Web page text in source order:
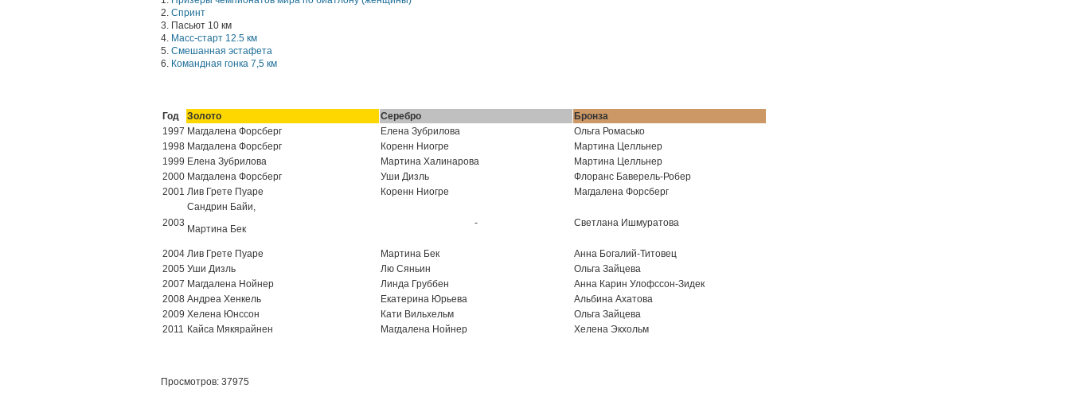
2. Спринт
3. Пасьют 10 км
4. Масс-старт 12.5 км
5. Смешанная эстафета
6. Командная гонка 7,5 км
Год Золото Серебро
Бронза
1997 Магдалена Форсберг Елена Зубрилова
Ольга Ромасько
1998 Магдалена Форсберг Коренн Ниогре
Мартина Целльнер
1999 Елена Зубрилова Мартина Халинарова
Мартина Целльнер
2000 Магдалена Форсберг Уши Дизль
Флоранс Баверель-Робер
2001 Лив Грете Пуаре Коренн Ниогре Магдалена Форсберг
2003
Сандрин Байи,
Мартина Бек
- Светлана Ишмуратова
2004 Лив Грете Пуаре Мартина Бек
Анна Богалий-Титовец
2005 Уши Дизль Лю Сяньин
Ольга Зайцева
2007 Магдалена Нойнер Линда Груббен
Анна Карин Улофссон-Зидек
2008 Андреа Хенкель Екатерина Юрьева
Альбина Ахатова
2009 Хелена Юнссон Кати Вильхельм
Ольга Зайцева
2011 Кайса Мякярайнен Магдалена Нойнер Хелена Экхольм
Просмотров: 37975